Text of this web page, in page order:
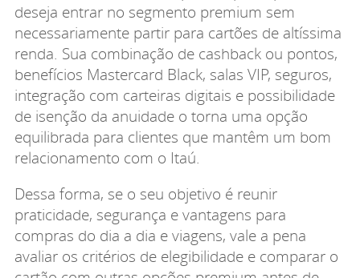
deseja entrar no segmento premium sem
necessariamente partir para cartões de altíssima
renda. Sua combinação de cashback ou pontos,
benefícios Mastercard Black, salas VIP, seguros,
integração com carteiras digitais e possibilidade
de isenção da anuidade o torna uma opção
equilibrada para clientes que mantêm um bom
relacionamento com o Itaú.
Dessa forma, se o seu objetivo é reunir
praticidade, segurança e vantagens para
compras do dia a dia e viagens, vale a pena
avaliar os critérios de elegibilidade e comparar o